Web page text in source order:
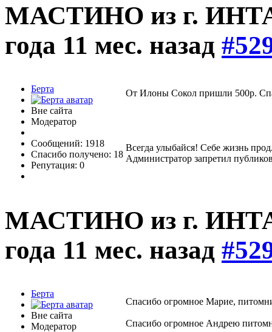
МАСТИНО из г.
года 11 мес. назад
Берта
Вне сайта
Модератор
Сообщений: 1918
Спасибо получено: 18
Репутация: 0
От Илоны Сокол пришли 500р.
Всегда улыбайся! Себе жизнь
Администратор запретил
МАСТИНО из г.
года 11 мес. назад
Берта
Вне сайта
Модератор
Спасибо огромное Марие,
Спасибо огромное Андрею